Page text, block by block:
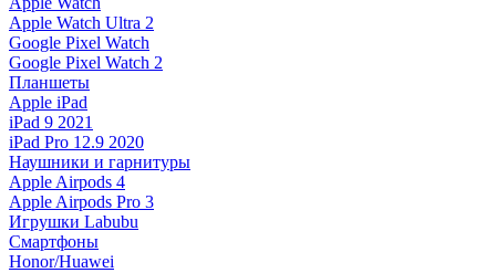
Apple Watch Ultra 2
Google Pixel Watch
Google Pixel Watch 2
Планшеты
Apple iPad
iPad 9 2021
iPad Pro 12.9 2020
Наушники и гарнитуры
Apple Airpods 4
Apple Airpods Pro 3
Игрушки Labubu
Смартфоны
Honor/Huawei